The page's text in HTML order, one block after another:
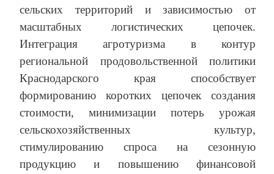
сельских территорий и зависимостью от
масштабных логистических цепочек.
Интеграция агротуризма в контур
региональной продовольственной политики
Краснодарского края способствует
формированию коротких цепочек создания
стоимости, минимизации потерь урожая
сельскохозяйственных культур,
стимулированию спроса на сезонную
продукцию и повышению финансовой